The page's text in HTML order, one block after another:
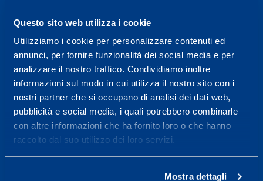
Questo sito web utilizza i cookie
Utilizziamo i cookie per personalizzare contenuti ed
annunci, per fornire funzionalità dei social media e per
analizzare il nostro traffico. Condividiamo inoltre
informazioni sul modo in cui utilizza il nostro sito con i
nostri partner che si occupano di analisi dei dati web,
pubblicità e social media, i quali potrebbero combinarle
con altre informazioni che ha fornito loro o che hanno
raccolto dal suo utilizzo dei loro servizi.
Mostra dettagli
Centro servizi per l'alta
prestazione ed il
wellness.
Maggiori informazioni
Servizi
Servizi Medici
Test di valutazione